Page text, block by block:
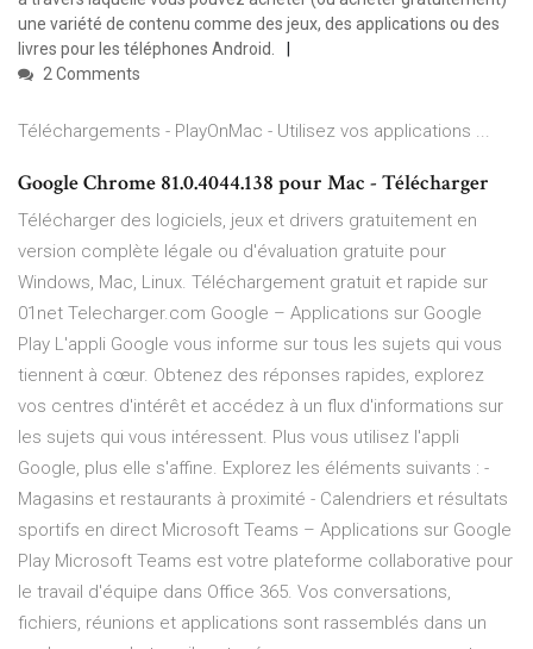
une variété de contenu comme des jeux, des applications ou des
livres pour les téléphones Android.
2 Comments
Téléchargements - PlayOnMac - Utilisez vos applications ...
Google Chrome 81.0.4044.138 pour Mac - Télécharger
Télécharger des logiciels, jeux et drivers gratuitement en
version complète légale ou d'évaluation gratuite pour
Windows, Mac, Linux. Téléchargement gratuit et rapide sur
01net Telecharger.com Google – Applications sur Google
Play L'appli Google vous informe sur tous les sujets qui vous
tiennent à cœur. Obtenez des réponses rapides, explorez
vos centres d'intérêt et accédez à un flux d'informations sur
les sujets qui vous intéressent. Plus vous utilisez l'appli
Google, plus elle s'affine. Explorez les éléments suivants : -
Magasins et restaurants à proximité - Calendriers et résultats
sportifs en direct Microsoft Teams – Applications sur Google
Play Microsoft Teams est votre plateforme collaborative pour
le travail d'équipe dans Office 365. Vos conversations,
fichiers, réunions et applications sont rassemblés dans un